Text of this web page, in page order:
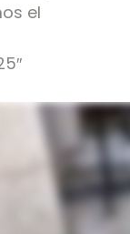
el